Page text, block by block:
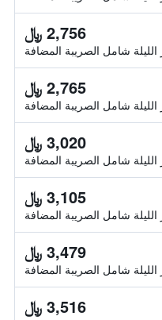
2,756 ﷼
شامل الصريبة المضافة
2,765 ﷼
شامل الصريبة المضافة
3,020 ﷼
شامل الصريبة المضافة
3,105 ﷼
شامل الصريبة المضافة
3,479 ﷼
شامل الصريبة المضافة
3,516 ﷼